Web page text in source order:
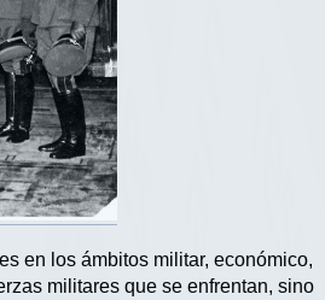
en los ámbitos militar, económico,
militares que se enfrentan, sino